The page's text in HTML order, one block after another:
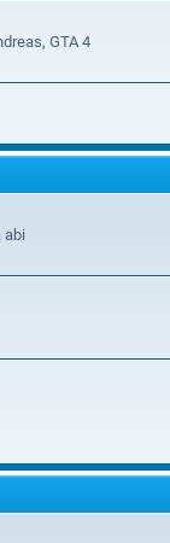
GTA 4
abi